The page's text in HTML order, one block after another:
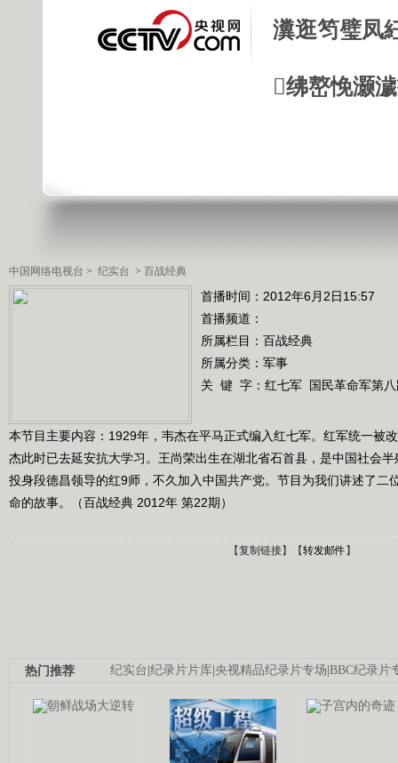
瀵逛笉璧凤
绋嶅悗灏
中国网络电视台 > 纪实台 > 百战经典
首播时间：2012年6月2日15:57
首播频道：
所属栏目： 百战经典
所属分类：军事
关 键 字： 红七军 国民革命军第
本节目主要内容：1929年，韦杰在平马正式编入红七军。红军统一被
杰此时已去延安抗大学习。王尚荣出生在湖北省石首县，是中国社会
投身段德昌领导的红9师，不久加入中国共产党。节目为我们讲述了二
命的故事。（百战经典 2012年 第22期）
【复制链接】【转发邮件】
纪实台|纪录片片库|央视精品纪录片专场|BBC纪录片
热门推荐